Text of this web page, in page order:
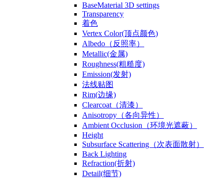
BaseMaterial 3D settings
Transparency
着色
Vertex Color(顶点颜色)
Albedo（反照率）
Metallic(金属)
Roughness(粗糙度)
Emission(发射)
法线贴图
Rim(边缘)
Clearcoat（清漆）
Anisotropy（各向异性）
Ambient Occlusion（环境光遮蔽）
Height
Subsurface Scattering（次表面散射）
Back Lighting
Refraction(折射)
Detail(细节)